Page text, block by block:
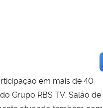
em mais de 40
Grupo RBS TV; Salão de